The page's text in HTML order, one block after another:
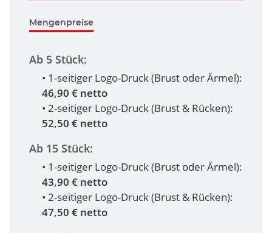
Mengenpreise
Ab 5 Stück:
• 1-seitiger Logo-Druck (Brust oder Ärmel):
46,90 € netto
• 2-seitiger Logo-Druck (Brust & Rücken):
52,50 € netto
Ab 15 Stück:
• 1-seitiger Logo-Druck (Brust oder Ärmel):
43,90 € netto
• 2-seitiger Logo-Druck (Brust & Rücken):
47,50 € netto